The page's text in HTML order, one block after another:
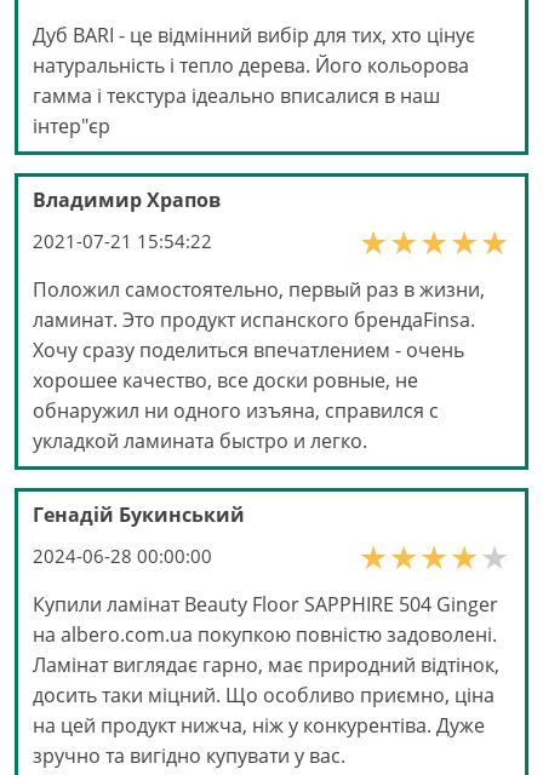
Дуб BARI - це відмінний вибір для тих, хто цінує
натуральність і тепло дерева. Його кольорова
гамма і текстура ідеально вписалися в наш
інтер"єр
Владимир Храпов
2021-07-21 15:54:22
Положил самостоятельно, первый раз в жизни,
ламинат. Это продукт испанского брендаFinsa.
Хочу сразу поделиться впечатлением - очень
хорошее качество, все доски ровные, не
обнаружил ни одного изъяна, справился с
укладкой ламината быстро и легко.
Генадій Букинський
2024-06-28 00:00:00
Купили ламінат Beauty Floor SAPPHIRE 504 Ginger
на albero.com.ua покупкою повністю задоволені.
Ламінат виглядає гарно, має природний відтінок,
досить таки міцний. Що особливо приємно, ціна
на цей продукт нижча, ніж у конкурентіва. Дуже
зручно та вигідно купувати у вас.